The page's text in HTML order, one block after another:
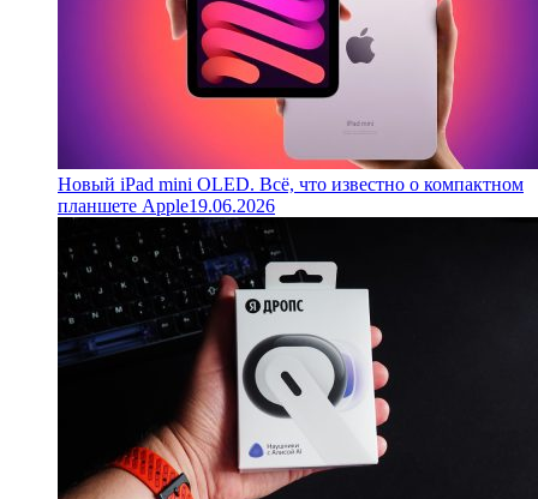
Новый iPad mini OLED. Всё, что известно о компактном
планшете Apple19.06.2026